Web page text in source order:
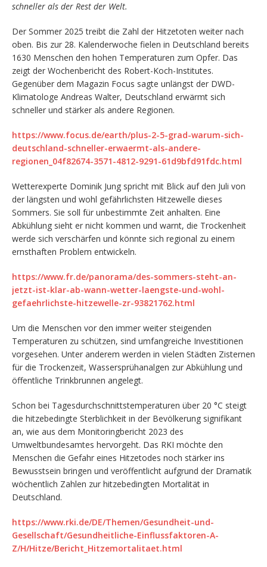
schneller als der Rest der Welt.
Der Sommer 2025 treibt die Zahl der Hitzetoten weiter nach
oben. Bis zur 28. Kalenderwoche fielen in Deutschland bereits
1630 Menschen den hohen Temperaturen zum Opfer. Das
zeigt der Wochenbericht des Robert-Koch-Institutes.
Gegenüber dem Magazin Focus sagte unlängst der DWD-
Klimatologe Andreas Walter, Deutschland erwärmt sich
schneller und stärker als andere Regionen.
https://www.focus.de/earth/plus-2-5-grad-warum-sich-
deutschland-schneller-erwaermt-als-andere-
regionen_04f82674-3571-4812-9291-61d9bfd91fdc.html
Wetterexperte Dominik Jung spricht mit Blick auf den Juli von
der längsten und wohl gefährlichsten Hitzewelle dieses
Sommers. Sie soll für unbestimmte Zeit anhalten. Eine
Abkühlung sieht er nicht kommen und warnt, die Trockenheit
werde sich verschärfen und könnte sich regional zu einem
ernsthaften Problem entwickeln.
https://www.fr.de/panorama/des-sommers-steht-an-
jetzt-ist-klar-ab-wann-wetter-laengste-und-wohl-
gefaehrlichste-hitzewelle-zr-93821762.html
Um die Menschen vor den immer weiter steigenden
Temperaturen zu schützen, sind umfangreiche Investitionen
vorgesehen. Unter anderem werden in vielen Städten Zisternen
für die Trockenzeit, Wassersprühanalgen zur Abkühlung und
öffentliche Trinkbrunnen angelegt.
Schon bei Tagesdurchschnittstemperaturen über 20 °C steigt
die hitzebedingte Sterblichkeit in der Bevölkerung signifikant
an, wie aus dem Monitoringbericht 2023 des
Umweltbundesamtes hervorgeht. Das RKI möchte den
Menschen die Gefahr eines Hitzetodes noch stärker ins
Bewusstsein bringen und veröffentlicht aufgrund der Dramatik
wöchentlich Zahlen zur hitzebedingten Mortalität in
Deutschland.
https://www.rki.de/DE/Themen/Gesundheit-und-
Gesellschaft/Gesundheitliche-Einflussfaktoren-A-
Z/H/Hitze/Bericht_Hitzemortalitaet.html